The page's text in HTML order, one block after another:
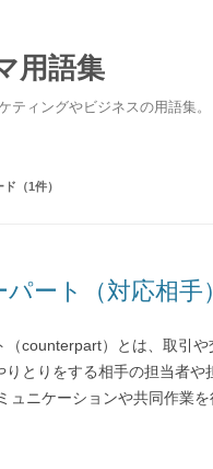
ティングやビジネスの用語集。
（1件）
ート（対応相手）
（counterpart）とは、取引
りとりをする相手の担当者
ュニケーションや共同作業